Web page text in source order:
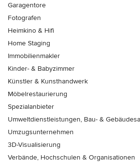
Garagentore
Fotografen
Heimkino & Hifi
Home Staging
Immobilienmakler
Kinder- & Babyzimmer
Künstler & Kunsthandwerk
Möbelrestaurierung
Spezialanbieter
Umweltdienstleistungen, Bau- &
Umzugsunternehmen
3D-Visualisierung
Verbände, Hochschulen & Organisationen